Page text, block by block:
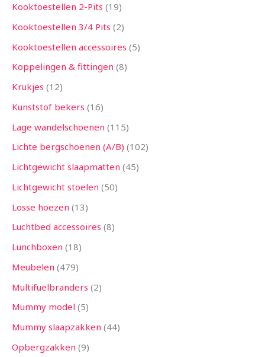
Kooktoestellen 2-Pits 19
Kooktoestellen 3/4 Pits 2
Kooktoestellen accessoires 5
Koppelingen & fittingen 8
Krukjes 12
Kunststof bekers 16
Lage wandelschoenen 115
Lichte bergschoenen (A/B) 102
Lichtgewicht slaapmatten 45
Lichtgewicht stoelen 50
Losse hoezen 13
Luchtbed accessoires 8
Lunchboxen 18
Meubelen 479
Multifuelbranders 2
Mummy model 5
Mummy slaapzakken 44
Opbergzakken 9